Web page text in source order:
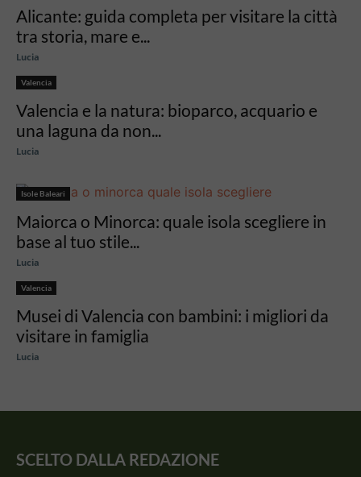
Alicante: guida completa per visitare la città
tra storia, mare e...
Lucia
Valencia
Valencia e la natura: bioparco, acquario e
una laguna da non...
Lucia
Isole Baleari
Maiorca o Minorca: quale isola scegliere in
base al tuo stile...
Lucia
Valencia
Musei di Valencia con bambini: i migliori da
visitare in famiglia
Lucia
SCELTO DALLA REDAZIONE